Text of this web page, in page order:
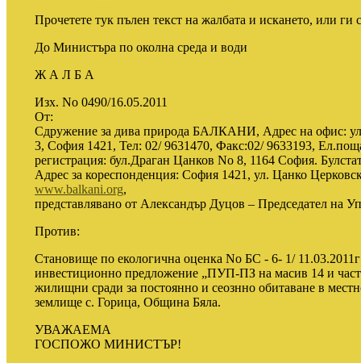
Прочетете тук пълен текст на жалбата и искането, или ги
До Министъра по околна среда и води
Ж А Л Б А
Изх. No 0490/16.05.2011
От:
Сдружение за дива природа БАЛКАНИ, Адрес на офис:
3, София 1421, Тел: 02/ 9631470, Факс:02/ 9633193,
регистрация: бул.Драган Цанков No 8, 1164 София.
Адрес за кореспонденция: София 1421, ул. Цанко
www.balkani.org,
представлявано от Александър Дуцов – Председател на
Против:
Становище по екологична оценка No БС - 6- 1/
инвестиционно предложение „ПУП-ПЗ на масив 14 и част
жилищни сради за постоянно и сеознно обитаване в
землище с. Горица, Община Бяла.
УВАЖАЕМА
ГОСПОЖО МИНИСТЪР!